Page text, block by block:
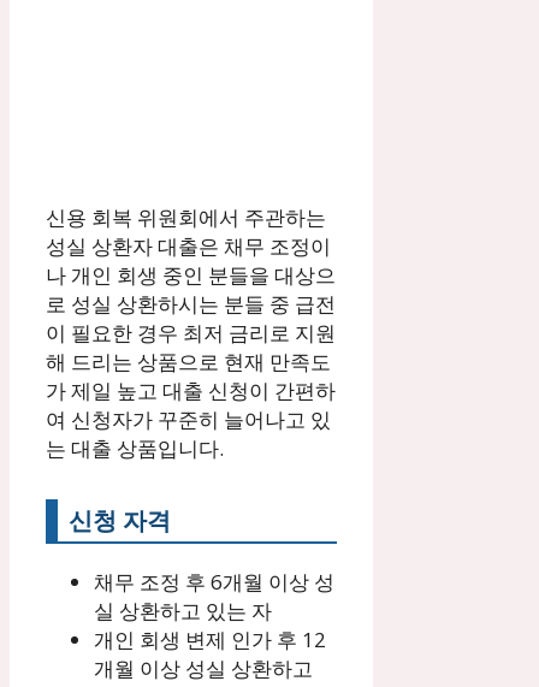
신용 회복 위원회에서 주관하는
성실 상환자 대출은 채무 조정이
나 개인 회생 중인 분들을 대상으
로 성실 상환하시는 분들 중 급전
이 필요한 경우 최저 금리로 지원
해 드리는 상품으로 현재 만족도
가 제일 높고 대출 신청이 간편하
여 신청자가 꾸준히 늘어나고 있
는 대출 상품입니다.
신청 자격
채무 조정 후 6개월 이상 성
실 상환하고 있는 자
개인 회생 변제 인가 후 12
개월 이상 성실 상환하고